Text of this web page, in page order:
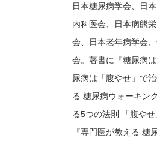
日本糖尿病学会、日
内科医会、日本病態
会、日本老年病学会
会。著書に『糖尿病
尿病は「腹やせ」で
る 糖尿病ウォーキン
る5つの法則 「腹やせ
『専門医が教える 糖